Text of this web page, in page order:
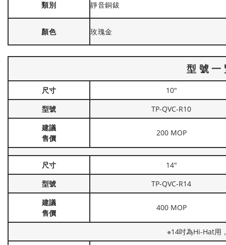
類別 靜音銅鈸
顏色 玫瑰金
型號
尺寸
10"
型號
TP-QVC-R10
建議
售價
200 MOP
尺寸
14"
型號
TP-QVC-R14
建議
售價
400 MOP
※14吋為Hi-Hat用